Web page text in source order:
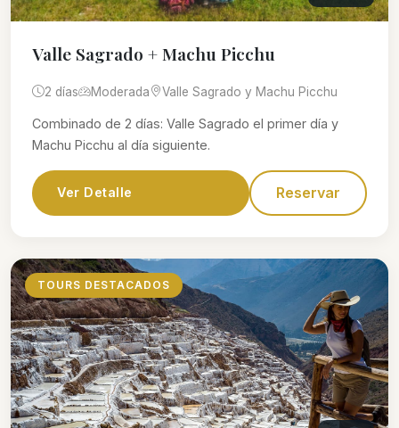
Valle Sagrado + Machu Picchu
2 días Moderada Valle Sagrado y Machu Picchu
Combinado de 2 días: Valle Sagrado el primer día y
Machu Picchu al día siguiente.
Ver Detalle Reservar
TOURS DESTACADOS